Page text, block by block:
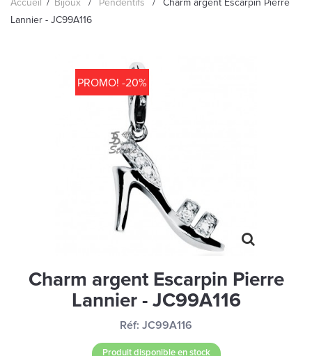
MONTRES
LES GEORGETTES
SWAROVSKI
BONNES AFFAIRES
CARTES CADEAUX
IDÉE CADEAUX
QUI SOMMES NOUS
Accueil / Bijoux / Pendentifs /
Charm argent Escarpin Pierre
Lannier - JC99A116
PROMO! -20%
Charm argent Escarpin Pierre
Lannier - JC99A116
Réf: JC99A116
Produit disponible en stock